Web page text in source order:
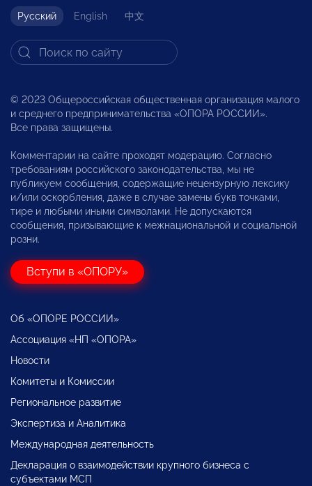
Русский English 中文
© 2023 Общероссийская общественная организация малого
и среднего предпринимательства «ОПОРА РОССИИ».
Все права защищены.
Комментарии на сайте проходят модерацию. Согласно
требованиям российского законодательства, мы не
публикуем сообщения, содержащие нецензурную лексику
и/или оскорбления, даже в случае замены букв точками,
тире и любыми иными символами. Не допускаются
сообщения, призывающие к межнациональной и социальной
розни.
Вступи в «ОПОРУ»
Об «ОПОРЕ РОССИИ»
Ассоциация «НП «ОПОРА»
Новости
Комитеты и Комиссии
Региональное развитие
Экспертиза и Аналитика
Международная деятельность
Декларация о взаимодействии крупного бизнеса с
субъектами МСП